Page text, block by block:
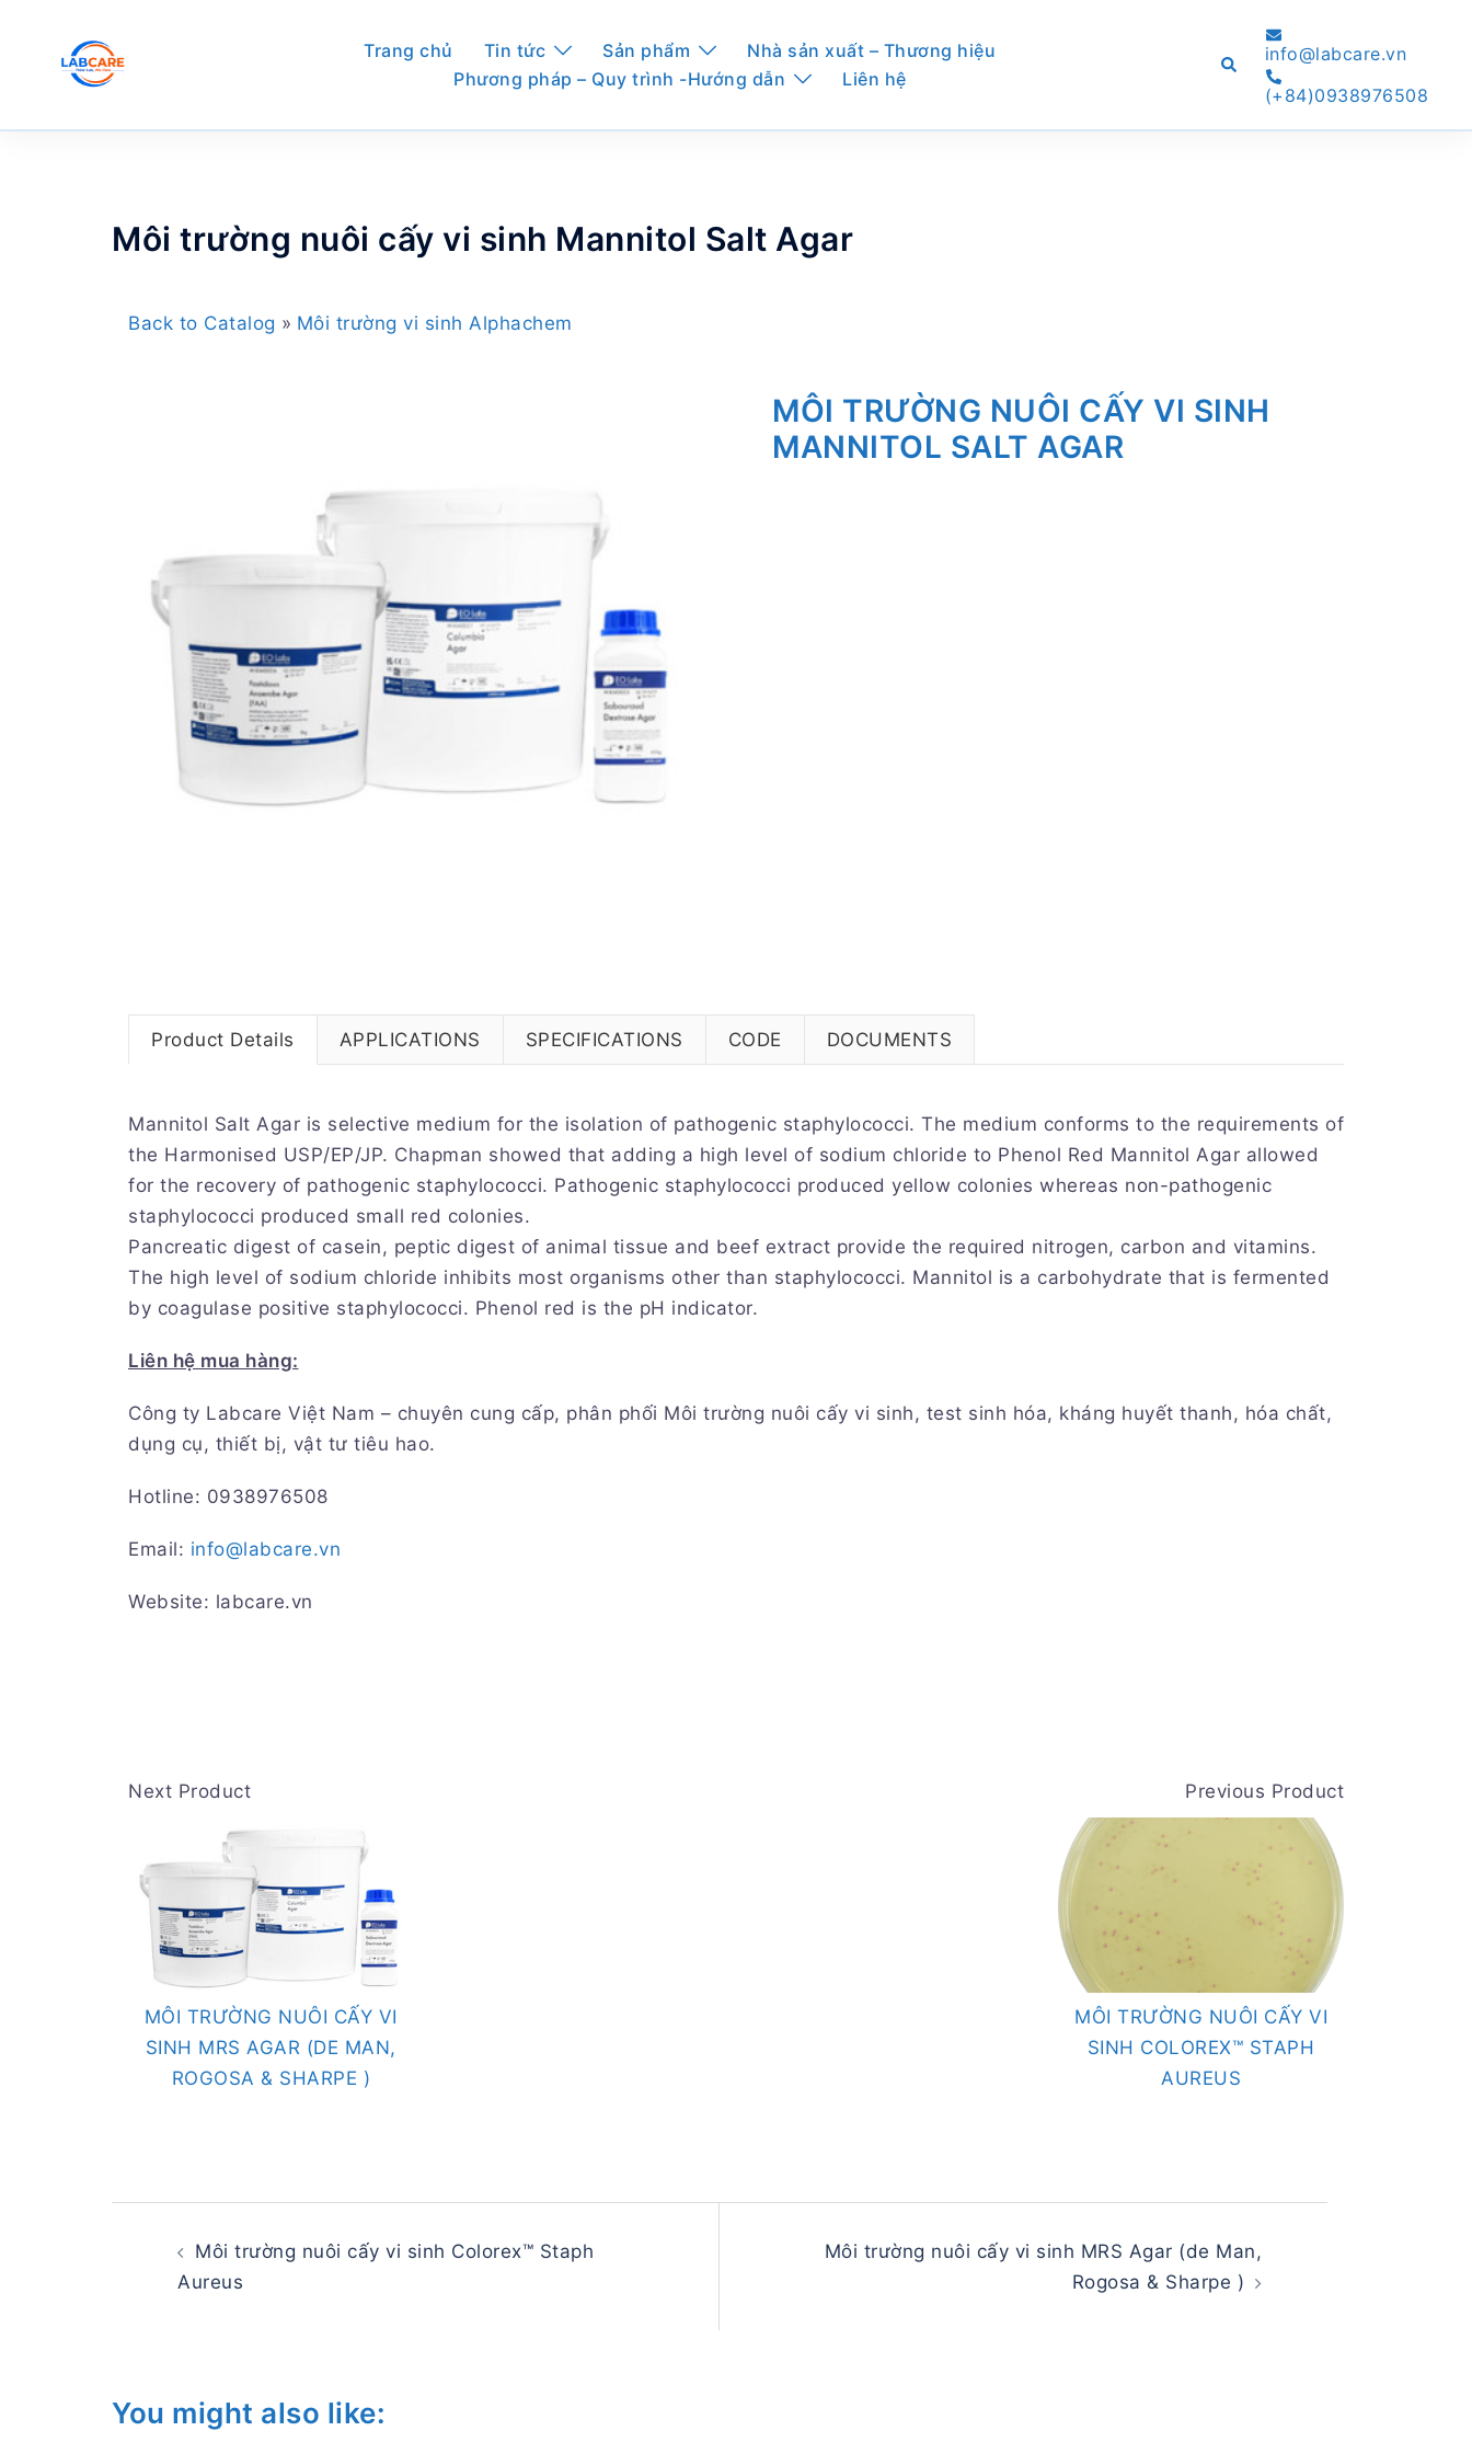
content
Trang chủ Tin tức Sản phẩm
Nhà sản xuất – Thương hiệu
Phương pháp – Quy trình -Hướng dẫn
Liên hệ
Searchinfo@labcare.vn
(+84)0938976508
Môi trường nuôi cấy vi sinh Mannitol Salt Agar
Back to Catalog Môi trường vi sinh Alphachem
MÔI TRƯỜNG NUÔI CẤY VI SINH
MANNITOL SALT AGAR
Product Details APPLICATIONS SPECIFICATIONS CODE DOCUMENTS
Mannitol Salt Agar is selective medium for the isolation of pathogenic staphylococci. The medium conforms to the requirements of
the Harmonised USP/EP/JP. Chapman showed that adding a high level of sodium chloride to Phenol Red Mannitol Agar allowed
for the recovery of pathogenic staphylococci. Pathogenic staphylococci produced yellow colonies whereas non-pathogenic
staphylococci produced small red colonies.
Pancreatic digest of casein, peptic digest of animal tissue and beef extract provide the required nitrogen, carbon and vitamins.
The high level of sodium chloride inhibits most organisms other than staphylococci. Mannitol is a carbohydrate that is fermented
by coagulase positive staphylococci. Phenol red is the pH indicator.
Liên hệ mua hàng:
Công ty Labcare Việt Nam – chuyên cung cấp, phân phối Môi trường nuôi cấy vi sinh, test sinh hóa, kháng huyết thanh, hóa chất,
dụng cụ, thiết bị, vật tư tiêu hao.
Hotline: 0938976508
Email: info@labcare.vn
Website: labcare.vn
Next Product
MÔI TRƯỜNG NUÔI CẤY VI
SINH MRS AGAR (DE MAN,
ROGOSA & SHARPE )
Previous Product
MÔI TRƯỜNG NUÔI CẤY VI
SINH COLOREX™ STAPH
AUREUS
navigation
Môi trường nuôi cấy vi sinh Colorex™ Staph
Aureus
Môi trường nuôi cấy vi sinh MRS Agar (de Man,
Rogosa & Sharpe )
You might also like: